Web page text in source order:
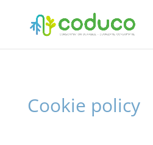
Cookie policy